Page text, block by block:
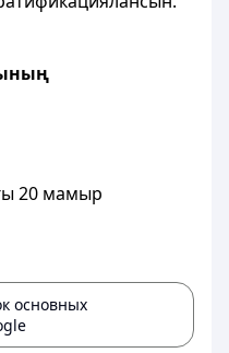
20 мамыр
основных